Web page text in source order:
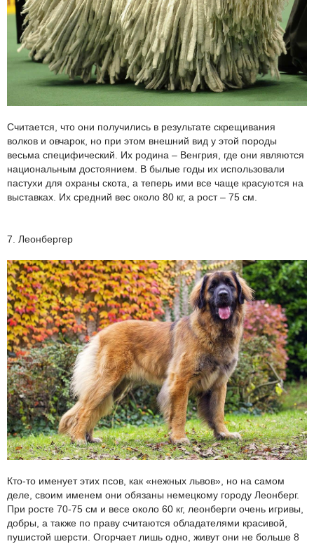
Считается, что они получились в результате скрещивания
волков и овчарок, но при этом внешний вид у этой породы
весьма специфический. Их родина – Венгрия, где они являются
национальным достоянием. В былые годы их использовали
пастухи для охраны скота, а теперь ими все чаще красуются на
выставках. Их средний вес около 80 кг, а рост – 75 см.
7. Леонбергер
Кто-то именует этих псов, как «нежных львов», но на самом
деле, своим именем они обязаны немецкому городу Леонберг.
При росте 70-75 см и весе около 60 кг, леонберги очень игривы,
добры, а также по праву считаются обладателями красивой,
пушистой шерсти. Огорчает лишь одно, живут они не больше 8